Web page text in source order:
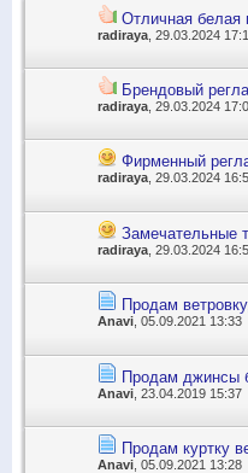
Отличная белая
radiraya , 29.03.2024
Брендовый
radiraya , 29.03.2024
Фирменный
radiraya, 29.03.2024
Замечательные
radiraya , 29.03.2024
Продам
Anavi, 05.09.2021 13:33
Продам джинсы
Anavi , 23.04.2019 15:37
Продам куртку
Anavi , 05.09.2021 13:28